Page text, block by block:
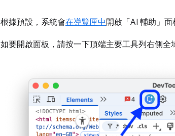
根據預設，系統會在導覽匣中 開啟「AI 輔助」 面
如要開啟面板，請按一下頂端主要工具列右側全